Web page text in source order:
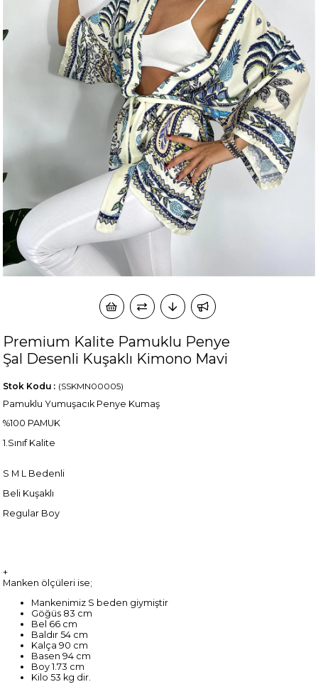
Premium Kalite Pamuklu Penye
Şal Desenli Kuşaklı Kimono Mavi
(SSKMN00005)
Stok Kodu
Pamuklu Yumuşacık Penye Kumaş
%100 PAMUK
1.Sınıf Kalite
S M L Bedenli
Beli Kuşaklı
Regular Boy
+
Manken ölçüleri ise;
Mankenimiz S beden giymiştir
Göğüs 83 cm
Bel 66 cm
Baldır 54 cm
Kalça 90 cm
Basen 94 cm
Boy 1.73 cm
Kilo 53 kg dir.